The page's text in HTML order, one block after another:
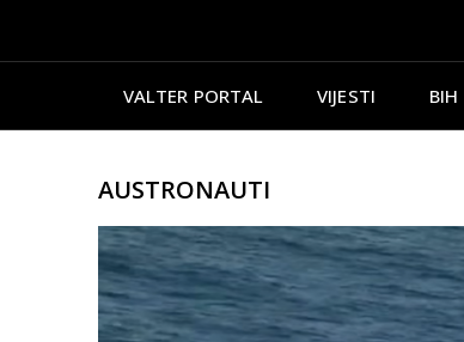
VALTER PORTAL VIJESTI BIH
AUSTRONAUTI